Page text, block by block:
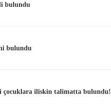
bulundu
bulundu
çocuklara iliskin talimatta bulundu!